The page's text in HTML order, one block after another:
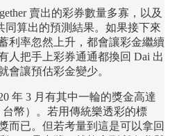
賣出的彩券數量多寡，以及
同算出的預測結果。如果接下來
利率忽然上升，都會讓彩金繼續
人把手上彩券通通都換回 Dai 出
會讓預估彩金變少。
年 3 月有其中一輪的獎金高達
台幣）。若用傳統樂透彩的標
而已。但若考量到這是可以拿回